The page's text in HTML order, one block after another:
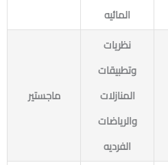
المائيه
نظريات
وتطبيقات
المنازلات
والرياضات
الفرديه
ماجستير